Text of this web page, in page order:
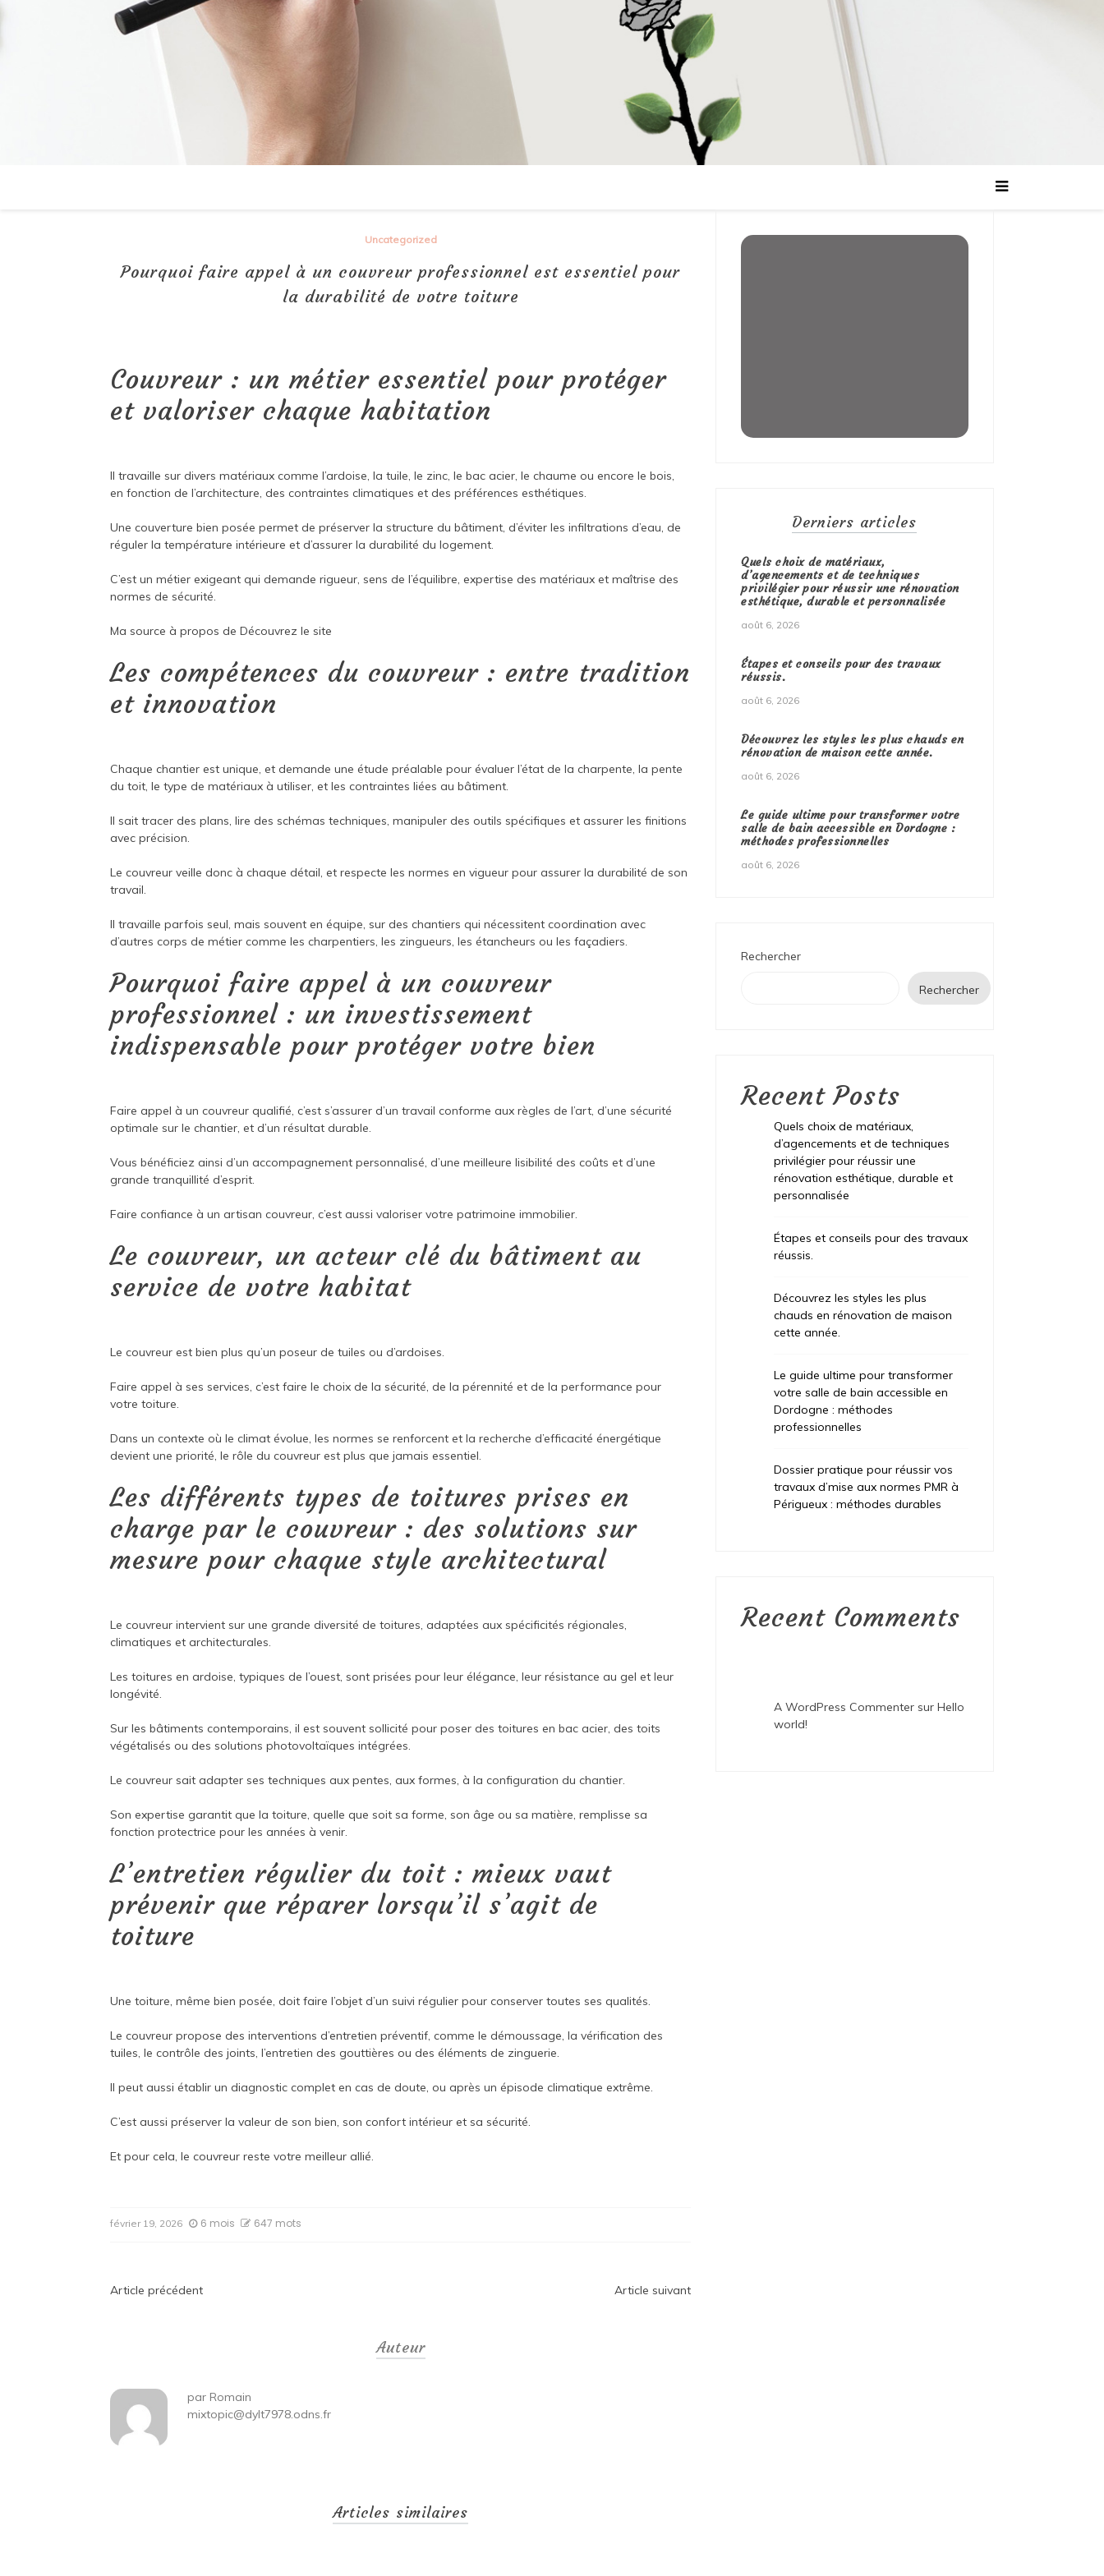
Uncategorized
Pourquoi faire appel à un couvreur professionnel est essentiel pour
la durabilité de votre toiture
Couvreur : un métier essentiel pour protéger
et valoriser chaque habitation
Il travaille sur divers matériaux comme l’ardoise, la tuile, le zinc, le bac acier, le chaume ou encore le bois,
en fonction de l’architecture, des contraintes climatiques et des préférences esthétiques.
Une couverture bien posée permet de préserver la structure du bâtiment, d’éviter les infiltrations d’eau, de
réguler la température intérieure et d’assurer la durabilité du logement.
C’est un métier exigeant qui demande rigueur, sens de l’équilibre, expertise des matériaux et maîtrise des
normes de sécurité.
Ma source à propos deDécouvrez le site
Les compétences du couvreur : entre tradition
et innovation
Chaque chantier est unique, et demande une étude préalable pour évaluer l’état de la charpente, la pente
du toit, le type de matériaux à utiliser, et les contraintes liées au bâtiment.
Il sait tracer des plans, lire des schémas techniques, manipuler des outils spécifiques et assurer les finitions
avec précision.
Le couvreur veille donc à chaque détail, et respecte les normes en vigueur pour assurer la durabilité de son
travail.
Il travaille parfois seul, mais souvent en équipe, sur des chantiers qui nécessitent coordination avec
d’autres corps de métier comme les charpentiers, les zingueurs, les étancheurs ou les façadiers.
Pourquoi faire appel à un couvreur
professionnel : un investissement
indispensable pour protéger votre bien
Faire appel à un couvreur qualifié, c’est s’assurer d’un travail conforme aux règles de l’art, d’une sécurité
optimale sur le chantier, et d’un résultat durable.
Vous bénéficiez ainsi d’un accompagnement personnalisé, d’une meilleure lisibilité des coûts et d’une
grande tranquillité d’esprit.
Faire confiance à un artisan couvreur, c’est aussi valoriser votre patrimoine immobilier.
Le couvreur, un acteur clé du bâtiment au
service de votre habitat
Le couvreur est bien plus qu’un poseur de tuiles ou d’ardoises.
Faire appel à ses services, c’est faire le choix de la sécurité, de la pérennité et de la performance pour
votre toiture.
Dans un contexte où le climat évolue, les normes se renforcent et la recherche d’efficacité énergétique
devient une priorité, le rôle du couvreur est plus que jamais essentiel.
Les différents types de toitures prises en
charge par le couvreur : des solutions sur
mesure pour chaque style architectural
Le couvreur intervient sur une grande diversité de toitures, adaptées aux spécificités régionales,
climatiques et architecturales.
Les toitures en ardoise, typiques de l’ouest, sont prisées pour leur élégance, leur résistance au gel et leur
longévité.
Sur les bâtiments contemporains, il est souvent sollicité pour poser des toitures en bac acier, des toits
végétalisés ou des solutions photovoltaïques intégrées.
Le couvreur sait adapter ses techniques aux pentes, aux formes, à la configuration du chantier.
Son expertise garantit que la toiture, quelle que soit sa forme, son âge ou sa matière, remplisse sa
fonction protectrice pour les années à venir.
L’entretien régulier du toit : mieux vaut
prévenir que réparer lorsqu’il s’agit de
toiture
Une toiture, même bien posée, doit faire l’objet d’un suivi régulier pour conserver toutes ses qualités.
Le couvreur propose des interventions d’entretien préventif, comme le démoussage, la vérification des
tuiles, le contrôle des joints, l’entretien des gouttières ou des éléments de zinguerie.
Il peut aussi établir un diagnostic complet en cas de doute, ou après un épisode climatique extrême.
C’est aussi préserver la valeur de son bien, son confort intérieur et sa sécurité.
Et pour cela, le couvreur reste votre meilleur allié.
février 19, 2026 6 mois 647 mots
Navigation
Article précédent Article suivant
Auteur
par Romain
mixtopic@dylt7978.odns.fr
Articles similaires
Derniers articles
Quels choix de matériaux,
d’agencements et de techniques
privilégier pour réussir une rénovation
esthétique, durable et personnalisée
août 6, 2026
Étapes et conseils pour des travaux
réussis.
août 6, 2026
Découvrez les styles les plus chauds en
rénovation de maison cette année.
août 6, 2026
Le guide ultime pour transformer votre
salle de bain accessible en Dordogne :
méthodes professionnelles
août 6, 2026
Rechercher
Rechercher
Recent Posts
Quels choix de matériaux,
d’agencements et de techniques
privilégier pour réussir une
rénovation esthétique, durable et
personnalisée
Étapes et conseils pour des travaux
réussis.
Découvrez les styles les plus
chauds en rénovation de maison
cette année.
Le guide ultime pour transformer
votre salle de bain accessible en
Dordogne : méthodes
professionnelles
Dossier pratique pour réussir vos
travaux d’mise aux normes PMR à
Périgueux : méthodes durables
Recent Comments
A WordPress Commenter surHello
world!